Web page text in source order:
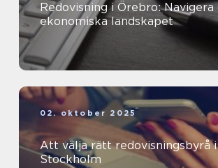
Redovisning i Örebro: Navigera
ekonomiska landskapet
02. oktober 2025
Att välja rätt redovisningsbyrå i
Stockholm